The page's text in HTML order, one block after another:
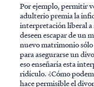
Por ejemplo, permitir
adulterio premia la
interpretación liberal a
deseen escapar de un
nuevo matrimonio
para asegurarse un
eso enseñaría esta
ridículo. ¿Cómo
hace permisible el